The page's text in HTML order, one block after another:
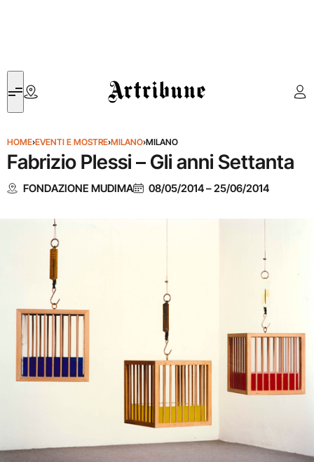
Artribune
HOME›EVENTI E MOSTRE›MILANO›MILANO
Fabrizio Plessi – Gli anni Settanta
FONDAZIONE MUDIMA 08/05/2014–25/06/2014